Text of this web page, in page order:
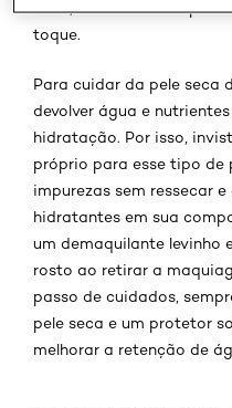
nariz, além de uma
toque.
Para cuidar da pele seca
devolver água e
hidratação. Por isso,
próprio para esse tipo de
impurezas sem ressecar
hidratantes em sua
um demaquilante levinho
rosto ao retirar a
passo de cuidados,
pele seca e um protetor
melhorar a retenção de